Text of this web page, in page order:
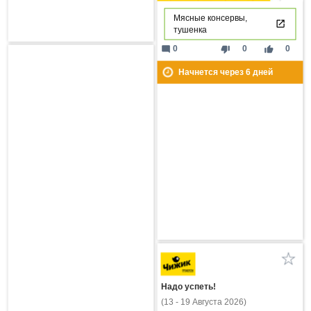
Мясные консервы,
тушенка
thumb_down 0 thumb_up 0
mode_comment 0
Начнется через 6дней
Надо успеть!
(13 - 19 Августа 2026)